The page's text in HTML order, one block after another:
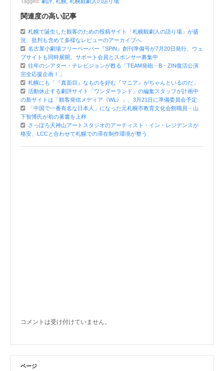
関連度の高い記事
札幌で誕生した観客のための投稿サイト「札幌観劇人の語り場」が盛
況、批判も含めて多様なレビューのアーカイブへ
名古屋小劇場フリーペーパー『SPiN』創刊準備号が7月20日発行、ウェ
ブサイトも同時展開。サポート会員とスポンサー募集中
往年のシアター・テレビジョンが甦る「TEAM発砲・B・ZIN復活公演
完全応援企画！」
札幌にも「『真面目』なものを好む『マニア』がちゃんといるのだ」
活動休止する劇評サイト「ワンダーランド」の編集スタッフが計画中
の新サイトは「観客発信メディア《WL》」、3月21日に準備委員会予定
「中国で一番有名な日本人」になった元札幌市教育文化会館職員・山
下智博氏が初の著書を上梓
さっぽろ天神山アートスタジオのアーティスト・イン・レジデンスが
格安、LCCと合わせて札幌での滞在制作環境が整う
コメントは受け付けていません。
ページ